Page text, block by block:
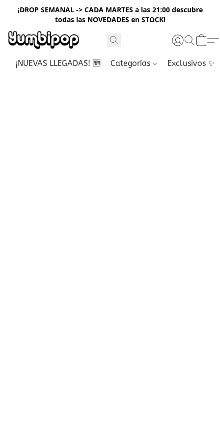
¡DROP SEMANAL -> CADA MARTES a las 21:00 descubre
todas las NOVEDADES en STOCK!
¡NUEVAS LLEGADAS! 🆕 Categorías Exclusivos ✨